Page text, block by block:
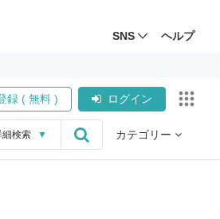
SNS ヘルプ
録 ( 無料 ) ログイン
細検索 ▼ カテゴリー